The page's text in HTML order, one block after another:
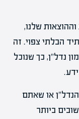
שלנו,
הבלתי צפוי. זה
נדל"ן, כך שנוכל
או שאתם
ביותר